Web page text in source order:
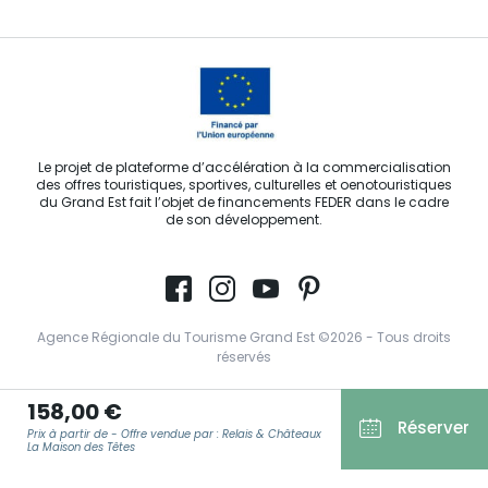
158,00 €
Prix à partir de - Offre vendue par : Relais & Châteaux
La Maison des Têtes
Réserver
Le projet de plateforme d’accélération à la commercialisation
des offres touristiques, sportives, culturelles et oenotouristiques
du Grand Est fait l’objet de financements FEDER dans le cadre
de son développement.
Agence Régionale du Tourisme Grand Est ©2026 - Tous droits
réservés
Mentions légales